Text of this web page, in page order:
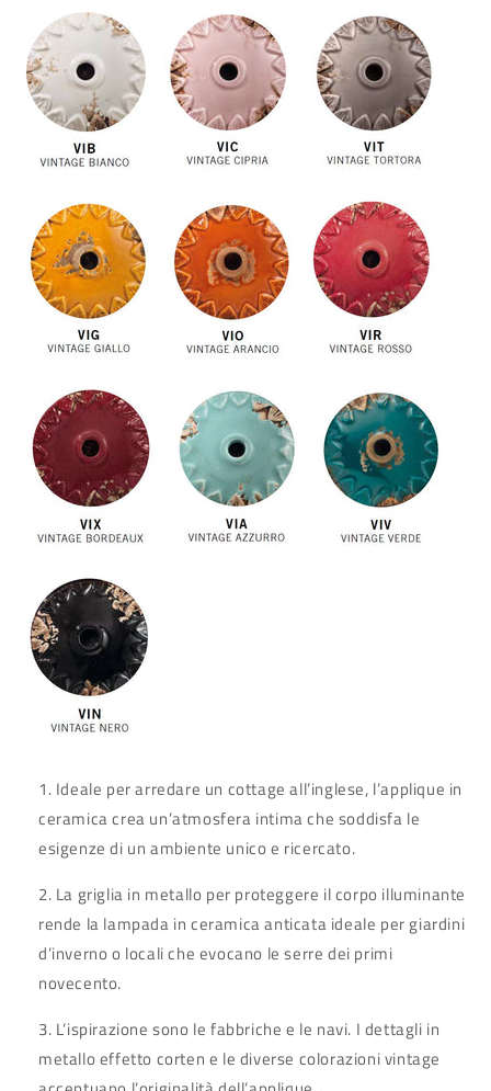
Ideale per arredare un cottage all’inglese, l’applique in
ceramica crea un’atmosfera intima che soddisfa le
esigenze di un ambiente unico e ricercato.
La griglia in metallo per proteggere il corpo illuminante
rende la lampada in ceramica anticata ideale per giardini
d’inverno o locali che evocano le serre dei primi
novecento.
L’ispirazione sono le fabbriche e le navi. I dettagli in
metallo effetto corten e le diverse colorazioni vintage